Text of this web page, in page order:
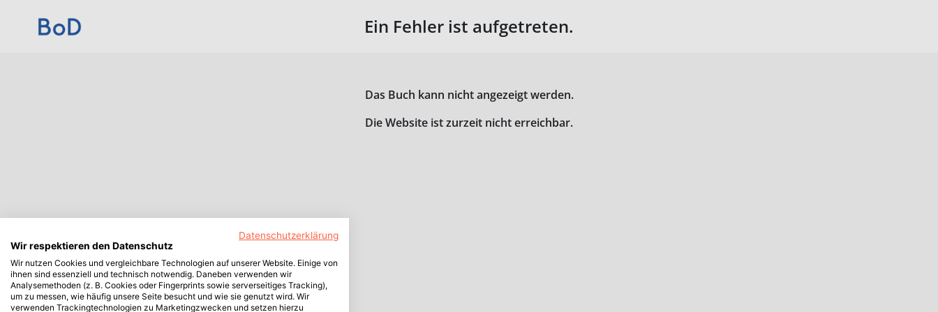
Ein Fehler ist aufgetreten.
Das Buch kann nicht angezeigt werden.
Die Website ist zurzeit nicht erreichbar.
Datenschutzerklärung
Wir respektieren den Datenschutz
Wir nutzen Cookies und vergleichbare Technologien auf unserer Website. Einige von
ihnen sind essenziell und technisch notwendig. Daneben verwenden wir
Analysemethoden (z. B. Cookies oder Fingerprints sowie serverseitiges Tracking),
um zu messen, wie häufig unsere Seite besucht und wie sie genutzt wird. Wir
verwenden Trackingtechnologien zu Marketingzwecken und setzen hierzu